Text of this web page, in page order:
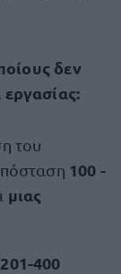
δεν
του
100 -
μιας
201-400